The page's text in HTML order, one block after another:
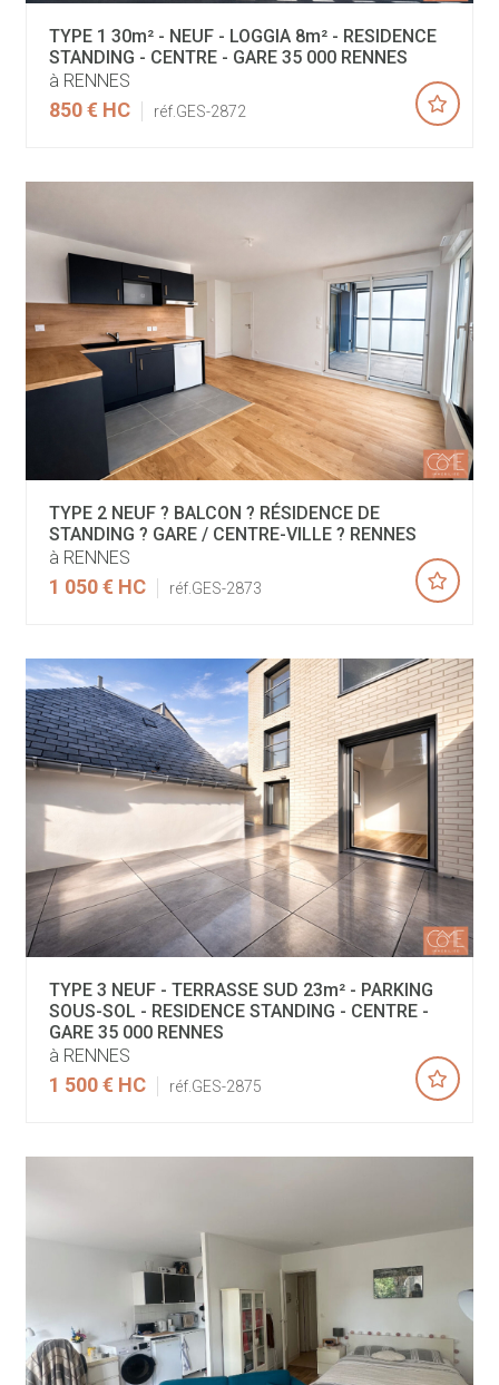
TYPE 1 30m² - NEUF - LOGGIA 8m² - RESIDENCE
STANDING - CENTRE - GARE 35 000 RENNES
à RENNES
850 € HC réf.GES-2872
TYPE 2 NEUF ? BALCON ? RÉSIDENCE DE
STANDING ? GARE / CENTRE-VILLE ? RENNES
à RENNES
1 050 € HC réf.GES-2873
TYPE 3 NEUF - TERRASSE SUD 23m² - PARKING
SOUS-SOL - RESIDENCE STANDING - CENTRE -
GARE 35 000 RENNES
à RENNES
1 500 € HC réf.GES-2875